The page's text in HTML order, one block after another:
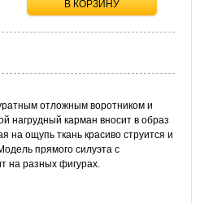
В КОРЗИНУ
отложным воротником и
нагрудный карман вносит в образ
ощупь ткань красиво струится и
прямого силуэта с
на разных фигурах.